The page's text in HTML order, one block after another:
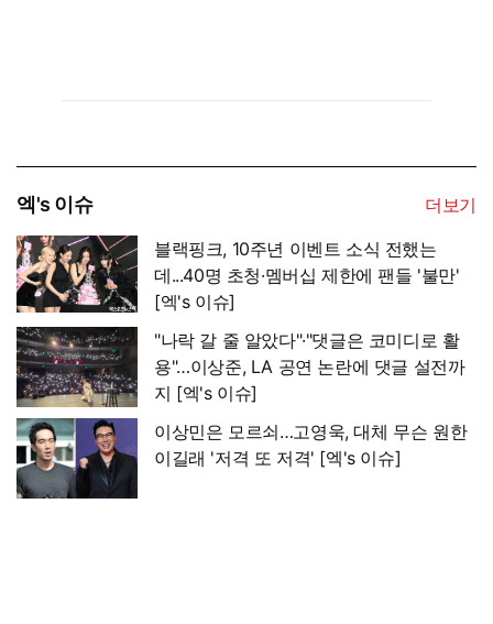
엑's 이슈
더보기
블랙핑크, 10주년 이벤트 소식 전했는
데...40명 초청·멤버십 제한에 팬들 '불만'
[엑's 이슈]
"나락 갈 줄 알았다"·"댓글은 코미디로 활
용"…이상준, LA 공연 논란에 댓글 설전까
지 [엑's 이슈]
이상민은 모르쇠…고영욱, 대체 무슨 원한
이길래 '저격 또 저격' [엑's 이슈]